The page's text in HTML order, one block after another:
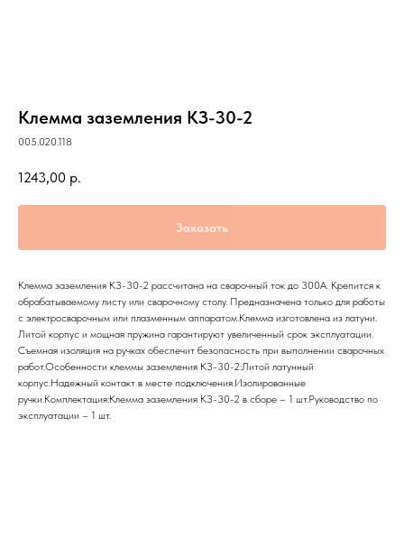
Клемма заземления КЗ-30-2
005.020.118
1243,00 р.
Заказать
Клемма заземления КЗ-30-2 рассчитана на сварочный ток до 300А. Крепится к
обрабатываемому листу или сварочному столу. Предназначена только для работы
с электросварочным или плазменным аппаратом.Клемма изготовлена из латуни.
Литой корпус и мощная пружина гарантируют увеличенный срок эксплуатации.
Съемная изоляция на ручках обеспечит безопасность при выполнении сварочных
работ.Особенности клеммы заземления КЗ-30-2:Литой латунный
корпус.Надежный контакт в месте подключения.Изолированные
ручки.Комплектация:Клемма заземления КЗ-30-2 в сборе – 1 шт.Руководство по
эксплуатации – 1 шт.